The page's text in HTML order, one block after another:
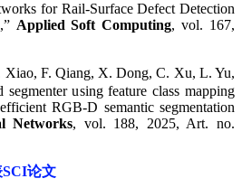
for Rail-Surface Defect Detection
Applied Soft Computing, vol. 167,
Xiao, F. Qiang, X. Dong, C. Xu, L. Yu,
using feature class mapping
RGB-D semantic segmentation
Networks, vol. 188, 2025, Art. no.
论文